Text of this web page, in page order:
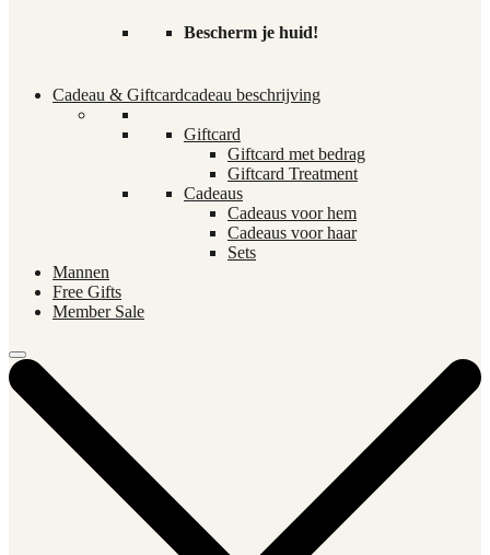
Bescherm je huid!
Cadeau & Giftcardcadeau beschrijving
Giftcard
Giftcard met bedrag
Giftcard Treatment
Cadeaus
Cadeaus voor hem
Cadeaus voor haar
Sets
Mannen
Free Gifts
Member Sale